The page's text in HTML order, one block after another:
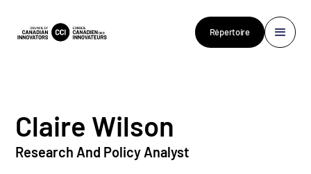
Répertoire
Claire Wilson
Research And Policy Analyst